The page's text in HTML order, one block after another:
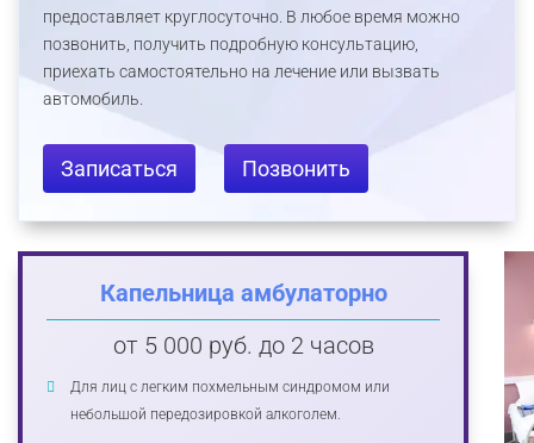
предоставляет круглосуточно. В любое время можно
позвонить, получить подробную консультацию,
приехать самостоятельно на лечение или вызвать
автомобиль.
Записаться Позвонить
Капельница амбулаторно
от 5 000 руб. до 2 часов
Для лиц с легким похмельным синдромом или
небольшой передозировкой алкоголем.